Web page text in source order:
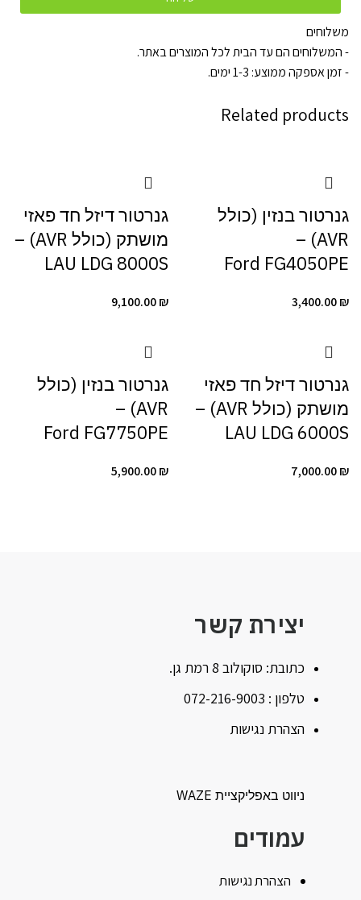
משלוחים
- המשלוחים הם עד הבית לכל המוצרים באתר.
- זמן אספקה ממוצע: 1-3 ימים.
Related products
גנרטור בנזין (כולל
AVR) –
Ford FG4050PE
3,400.00₪
גנרטור דיזל חד פאזי
מושתק (כולל AVR) –
LAU LDG 8000S
9,100.00₪
גנרטור דיזל חד פאזי
מושתק (כולל AVR) –
LAU LDG 6000S
7,000.00₪
גנרטור בנזין (כולל
AVR) –
Ford FG7750PE
5,900.00₪
יצירת קשר
כתובת: סוקולוב 8 רמת גן.
טלפון : 072-216-9003
הצהרת נגישות
ניווט באפליקציית WAZE
עמודים
הצהרת נגישות